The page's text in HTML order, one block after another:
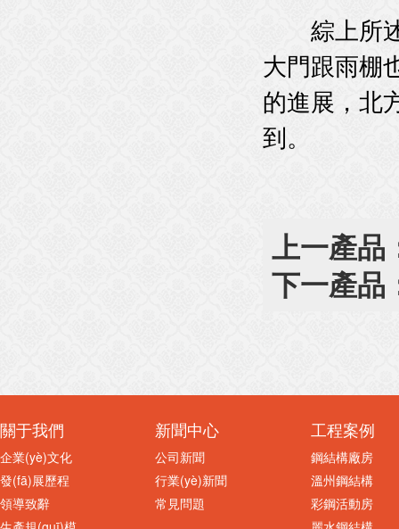
綜上所述
大門跟雨棚
的進展
到。
上一產品
下一產品
關于我們
企業(yè)文化
發(fā)展歷程
領導致辭
新聞中心
公司新聞
行業(yè)新聞
常見問題
工程案例
鋼結構廠房
溫州鋼結構
彩鋼活動房